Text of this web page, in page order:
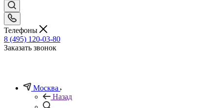
Телефоны
8 (495) 120-03-80
Заказать звонок
Москва
Назад